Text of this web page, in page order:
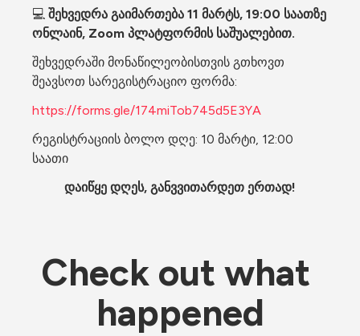
💻 შეხვედრა გაიმართება 11 მარტს, 19:00 საათზე
ონლაინ, Zoom პლატფორმის საშუალებით.
შეხვედრაში მონაწილეობისთვის გთხოვთ
შეავსოთ სარეგისტრაციო ფორმა:
https://forms.gle/174miTob745d5E3YA
რეგისტრაციის ბოლო დღე: 10 მარტი, 12:00
საათი
დაიწყე დღეს, განვვითარდეთ ერთად!
Check out what
happened